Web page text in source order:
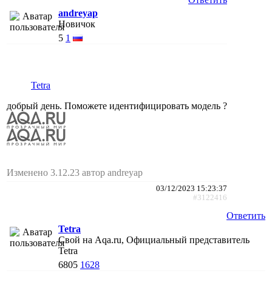
andreyap
Новичок
5 1
Tetra
добрый день. Поможете идентифицировать модель ?
Изменено 3.12.23 автор andreyap
03/12/2023 15:23:37
#3122416
Ответить
Tetra
Свой на Aqa.ru, Официальный представитель
Tetra
6805 1628